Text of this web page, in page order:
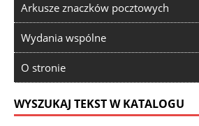
Arkusze znaczków pocztowych
Wydania wspólne
O stronie
WYSZUKAJ TEKST W KATALOGU